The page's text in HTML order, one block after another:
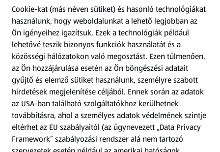
Kérdőív
Fizetési lehetőségek
ALDI utalványok
Árcsökkentés
Adattörlő alkalmazás
Cookie-kat (más néven sütiket) és hasonló technológiákat
használunk, hogy weboldalunkat a lehető legjobban az
Ön igényeihez igazítsuk. Ezek a technológiák például
lehetővé teszik bizonyos funkciók használatát és a
közösségi hálózatokon való megosztást. Ezen túlmenően,
az Ön hozzájárulása esetén az Ön böngészési adatait
gyűjtő és elemző sütiket használunk, személyre szabott
hirdetések megjelenítése céljából. Ennek során az adatok
az USA-ban található szolgáltatókhoz kerülhetnek
továbbításra, ahol a személyes adatok védelmének szintje
eltérhet az EU szabályaitól (az úgynevezett „Data Privacy
Framework” szabályozási rendszer alá nem tartozó